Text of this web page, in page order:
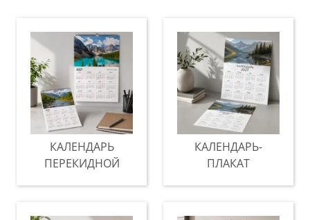
КАЛЕНДАРЬ
ПЕРЕКИДНОЙ
КАЛЕНДАРЬ-
ПЛАКАТ